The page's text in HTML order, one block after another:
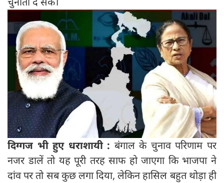
दिग्गज भी हुए धराशायी : बंगाल के चुनाव परिणाम पर
नजर डालें तो यह पूरी तरह साफ हो जाएगा कि भाजपा ने
दांव पर तो सब कुछ लगा दिया, लेकिन हासिल बहुत थोड़ा ही